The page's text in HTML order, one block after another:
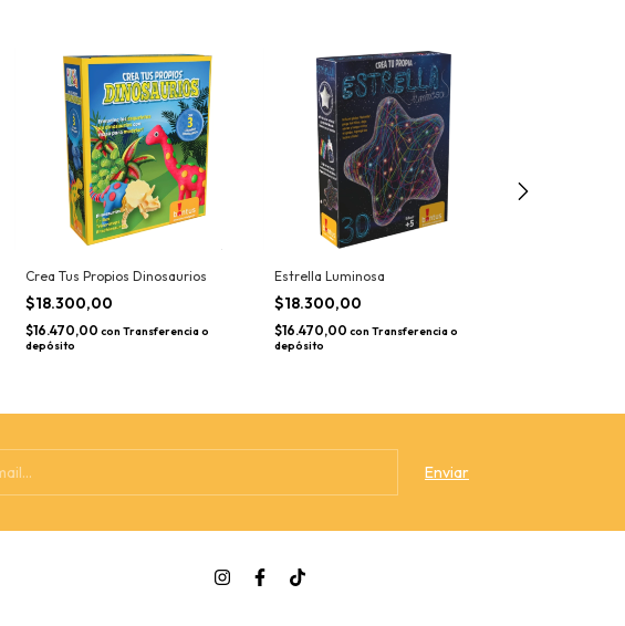
Crea Tus Propios Dinosaurios
$18.300,00
$16.470,00 con Transferencia o
depósito
Estrella Luminosa
$18.300,00
$16.470,00 con Transferencia o
depósito